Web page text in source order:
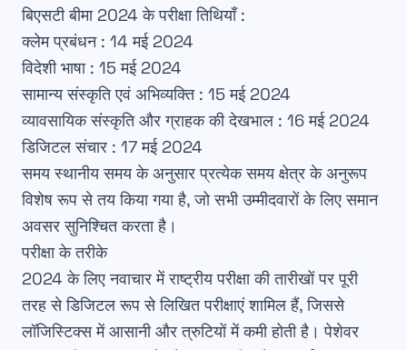
बिएसटी बीमा 2024 के परीक्षा तिथियाँ :
क्लेम प्रबंधन : 14 मई 2024
विदेशी भाषा : 15 मई 2024
सामान्य संस्कृति एवं अभिव्यक्ति : 15 मई 2024
व्यावसायिक संस्कृति और ग्राहक की देखभाल : 16 मई 2024
डिजिटल संचार : 17 मई 2024
समय स्थानीय समय के अनुसार प्रत्येक समय क्षेत्र के अनुरूप
विशेष रूप से तय किया गया है, जो सभी उम्मीदवारों के लिएसमान
अवसरसुनिश्चित करता है।
परीक्षा के तरीके
2024 के लिएनवाचारमें राष्ट्रीय परीक्षा की तारीखों पर पूरी
तरह से डिजिटल रूप से लिखित परीक्षाएं शामिल हैं, जिससे
लॉजिस्टिक्स में आसानी औरत्रुटियों में कमीहोती है। पेशेवर